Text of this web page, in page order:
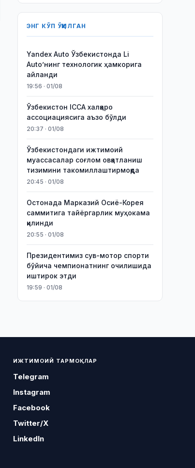
ЭНГ КЎП ЎҚИЛГАН
Yandex Auto Ўзбекистонда Li
Auto’нинг технологик ҳамкорига
айланди
19:56 · 01/08
Ўзбекистон ICCA халқаро
ассоциациясига аъзо бўлди
20:37 · 01/08
Ўзбекистондаги ижтимоий
муассасалар соғлом овқатланиш
тизимини такомиллаштирмоқда
20:45 · 01/08
Остонада Марказий Осиё-Корея
саммитига тайёргарлик муҳокама
қилинди
20:55 · 01/08
Президентимиз сув-мотор спорти
бўйича чемпионатнинг очилишида
иштирок этди
19:59 · 01/08
ИЖТИМОИЙ ТАРМОҚЛАР
Telegram
Instagram
Facebook
Twitter/X
LinkedIn